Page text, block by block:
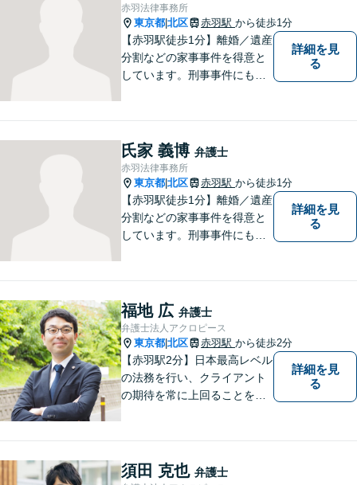
赤羽法律事務所
東京都 北区 赤羽駅 から徒歩1分
【赤羽駅徒歩1分】離婚／遺産
分割などの家事事件を得意と
しています。刑事事件にも対
弁護団事件の経験多数。【セ
カンドオピニオン対応】お気
軽にご連絡ください。
詳細を見
る
氏家 義博 弁護士
赤羽法律事務所
東京都 北区 赤羽駅 から徒歩1分
【赤羽駅徒歩1分】離婚／遺産
分割などの家事事件を得意と
しています。刑事事件にも対
弁護団事件の経験多数。【セ
カンドオピニオン対応】お気
軽にご連絡ください。
詳細を見
る
福地 広 弁護士
弁護士法人アクロピース
東京都 北区 赤羽駅 から徒歩2分
【赤羽駅2分】日本最高レベル
の法務を行い、クライアント
の期待を常に上回ることを使
最高のピースになるために精
一杯の努力をしていきます。
詳細を見
る
須田 克也 弁護士